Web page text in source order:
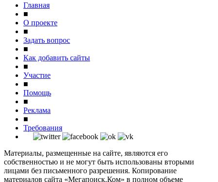
Главная
■
О проекте
■
Задать вопрос
■
Как добавить сайты
■
Участие
■
Помощь
■
Реклама
■
Требования
Материалы, размещенные на сайте, являются его
собственностью и не могут быть использованы вторыми
лицами без письменного разрешения. Копирование
материалов сайта «Мегапоиск.Ком» в полном объеме